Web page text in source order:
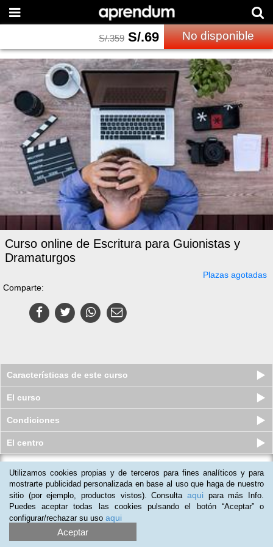
S/.359 S/.69 No disponible
Curso online de Escritura para Guionistas y
Dramaturgos
Plazas agotadas
Comparte:
Características de este curso
El curso
Condiciones
El centro
Curso online Profesional de
Impresión Digital
Plazas disponibles
S/.505 S/.289
Utilizamos cookies propias y de terceros para fines analíticos y para
mostrarte publicidad personalizada en base al uso que haga de nuestro
sitio (por ejemplo, productos vistos). Consulta aqui para más Info.
Puedes aceptar todas las cookies pulsando el botón “Aceptar” o
configurar/rechazar su uso aqui
Aceptar